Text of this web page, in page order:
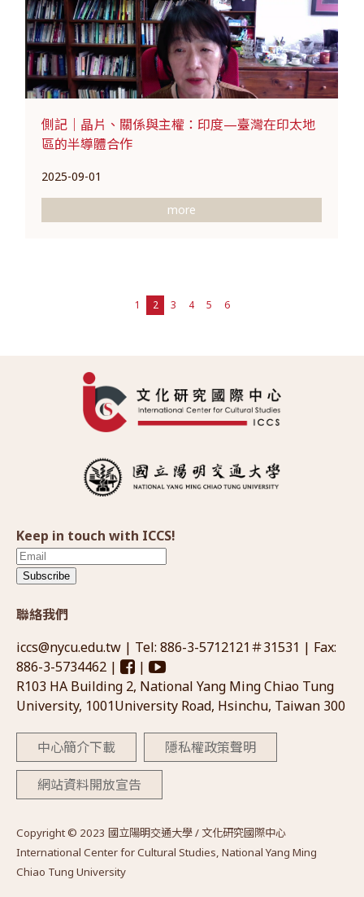
側記｜晶片、關係與主權：印度—臺灣在印太地
區的半導體合作
2025-09-01
more
1 2 3 4 5 6
Keep in touch with ICCS!
Subscribe
聯絡我們
iccs@nycu.edu.tw | Tel: 886-3-5712121＃31531 | Fax:
886-3-5734462 |
|
R103 HA Building 2, National Yang Ming Chiao Tung
University, 1001University Road, Hsinchu, Taiwan 300
中心簡介下載 隱私權政策聲明
網站資料開放宣告
Copyright © 2023 國立陽明交通大學 / 文化研究國際中心
International Center for Cultural Studies, National Yang Ming
Chiao Tung University